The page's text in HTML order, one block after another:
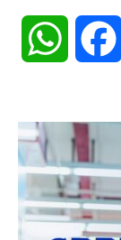
W
a
t
s